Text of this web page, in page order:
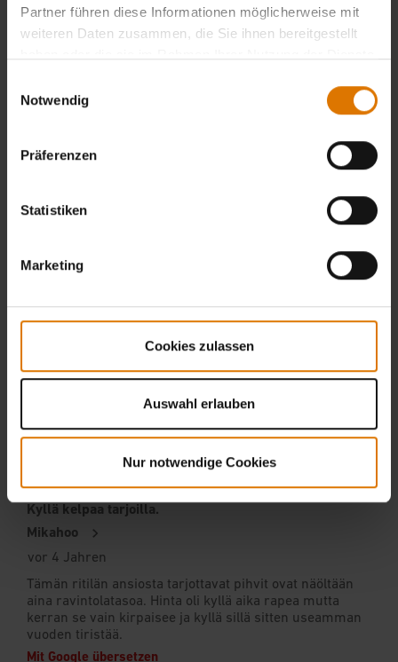
Partner führen diese Informationen möglicherweise mit
weiteren Daten zusammen, die Sie ihnen bereitgestellt
Notwendig
Präferenzen
Statistiken
Marketing
Cookies zulassen
Auswahl erlauben
Nur notwendige Cookies